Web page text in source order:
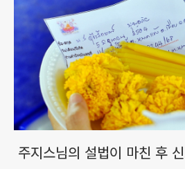
주지스님의 설법이 마친 후